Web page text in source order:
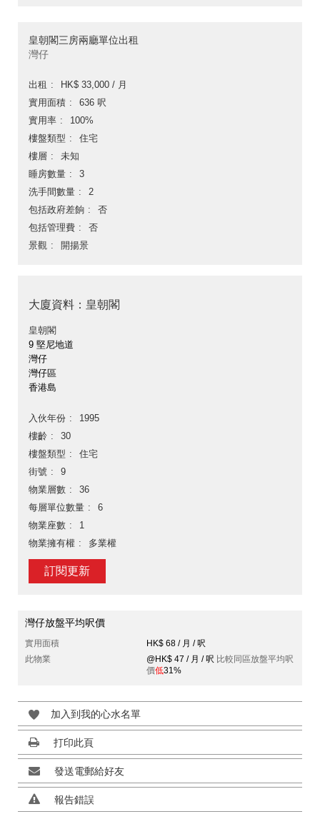
皇朝閣三房兩廳單位出租
灣仔
出租
HK$ 33,000 / 月
實用面積
636 呎
實用率
100%
樓盤類型
住宅
樓層
未知
睡房數量
3
洗手間數量
2
包括政府差餉
否
包括管理費
否
景觀
開揚景
大廈資料：皇朝閣
皇朝閣
9 堅尼地道
灣仔
灣仔區
香港島
入伙年份
1995
樓齡
30
樓盤類型
住宅
街號
9
物業層數
36
每層單位數量
6
物業座數
1
物業擁有權
多業權
訂閱更新
灣仔放盤平均呎價
實用面積
HK$ 68 / 月 / 呎
此物業
@HK$ 47 / 月 / 呎 比較同區放盤平均呎
價低31%
加入到我的心水名單
打印此頁
發送電郵給好友
報告錯誤